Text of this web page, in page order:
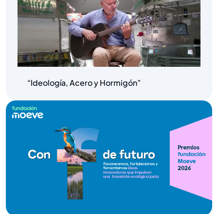
“Ideología, Acero y Hormigón”